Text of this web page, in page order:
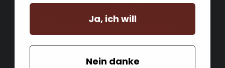
Ja, ich will
Nein danke